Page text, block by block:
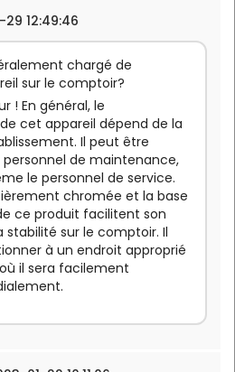
12:49:46
chargé de
sur le comptoir?
! En général, le
cet appareil dépend de la
Il peut être
de maintenance,
le personnel de service.
chromée et la base
ce produit facilitent son
stabilité sur le comptoir. Il
à un endroit approprié
il sera facilement